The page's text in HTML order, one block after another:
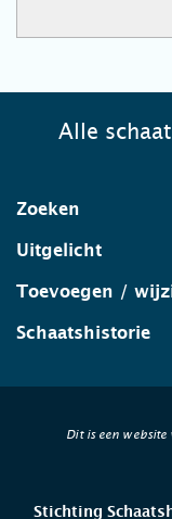
Alle
Zoeken
Uitgelicht
Toevoegen /
Schaatshistorie
Dit is een website
Stichting